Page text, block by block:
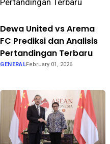
Dewa United vs Arema
FC Prediksi dan Analisis
Pertandingan Terbaru
GENERALFebruary 01, 2026